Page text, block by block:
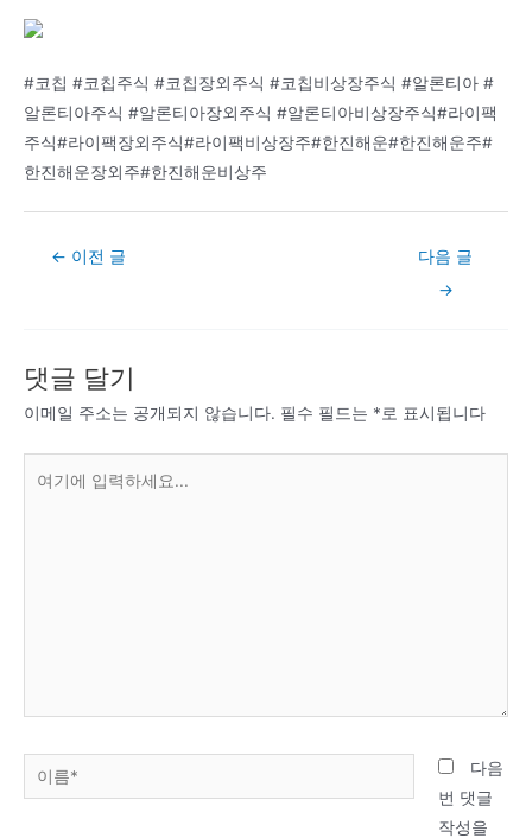
#코칩 #코칩주식 #코칩장외주식 #코칩비상장주식 #알론티아 #
알론티아주식 #알론티아장외주식 #알론티아비상장주식#라이팩
주식#라이팩장외주식#라이팩비상장주#한진해운#한진해운주#
한진해운장외주#한진해운비상주
Post← 이전 글
다음 글
→
댓글 달기
이메일 주소는 공개되지 않습니다. 필수 필드는 *로 표시됩니다
름
다음
번 댓글
작성을